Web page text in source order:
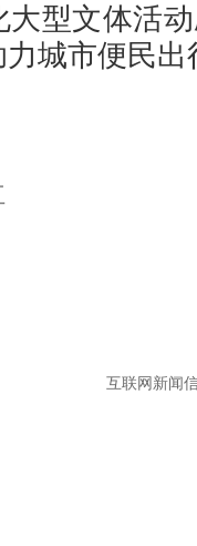
大型文体活
城市便民出
互联网新闻